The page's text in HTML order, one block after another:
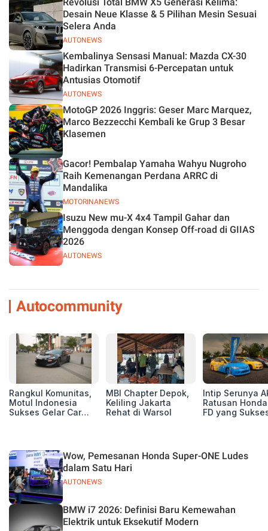
AUTONEWS
Desain Neue Klasse & 5 Pilihan Mesin Sesuai
Selera Anda
AUTONEWS
Kembalinya Sensasi Manual: Mazda CX-30
Hadirkan Transmisi 6-Percepatan untuk
Antusias Otomotif
MotoGP 2026 Inggris: Geser Marc Marquez,
Marco Bezzecchi Kembali ke Grup 3 Besar
Klasemen
MOTORINANEWS
Gacor! Pembalap Yamaha Wahyu Nugroho
Raih Kemenangan Perdana ARRC di
Mandalika
AUTONEWS
Isuzu New mu-X 4x4 Tampil Gahar dan
Menggoda dengan Konsep Off-road di GIIAS
2026
Autocommunity
Rangkul Komunitas,
Motul Indonesia
Sukses Gelar Car
MBI Chapter Depok,
Keliling Jakarta
Rehat di Warsol
Intip Serunya
Ratusan
FD yang
AUTONEWS
Wow, Pemesanan Honda Super-ONE Ludes
dalam Satu Hari
BMW i7 2026: Definisi Baru Kemewahan
Elektrik untuk Eksekutif Modern